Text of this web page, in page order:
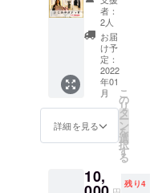
ん、男
性は奥
様や恋
人への
ギフト
として
などぜ
ひご活
用下さ
い♡"
ン入り
書籍1
冊】 幸
運をも
たらす
ラッ
キーア
イテム
をセレ
クト こ
れを
使って
昇し
た！と
者：
2人
お届
け予
定：
2022
年01
月
詳細を見る
こ
の
リ
タ
ー
ン
を
選
択
す
る
10, 残り4